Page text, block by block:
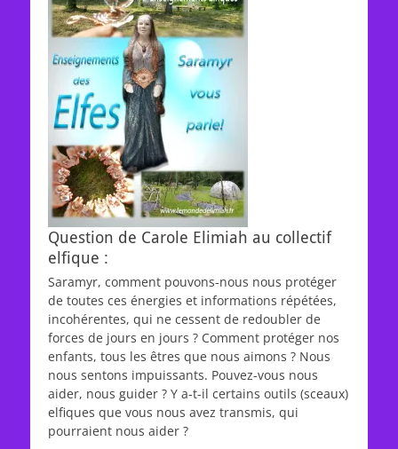
Question de Carole Elimiah au collectif
elfique :
Saramyr, comment pouvons-nous nous protéger
de toutes ces énergies et informations répétées,
incohérentes, qui ne cessent de redoubler de
forces de jours en jours ? Comment protéger nos
enfants, tous les êtres que nous aimons ? Nous
nous sentons impuissants. Pouvez-vous nous
aider, nous guider ? Y a-t-il certains outils (sceaux)
elfiques que vous nous avez transmis, qui
pourraient nous aider ?